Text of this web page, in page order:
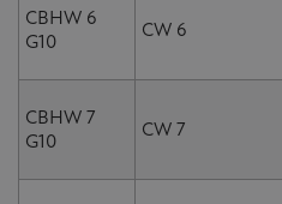
CBHW 6
G10
CW 6
CBHW 7
G10
CW 7